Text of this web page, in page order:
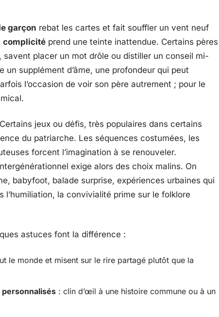
garçon rebat les cartes et fait souffler un vent neuf
complicité prend une teinte inattendue. Certains pères
placer un mot drôle ou distiller un conseil mi-
supplément d’âme, une profondeur qui peut
l’occasion de voir son père autrement ; pour le
jeux ou défis, très populaires dans certains
du patriarche. Les séquences costumées, les
forcent l’imagination à se renouveler.
exige alors des choix malins. On
babyfoot, balade surprise, expériences urbaines qui
l’humiliation, la convivialité prime sur le folklore
astuces font la différence :
le monde et misent sur le rire partagé plutôt que la
personnalisés : clin d’œil à une histoire commune ou à un